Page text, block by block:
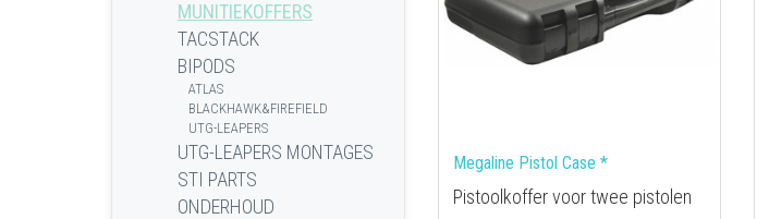
MUNITIEKOFFERS
TACSTACK
BIPODS
ATLAS
BLACKHAWK&FIREFIELD
UTG-LEAPERS
UTG-LEAPERS MONTAGES
STI PARTS
ONDERHOUD
Megaline Pistol Case *
Pistoolkoffer voor twee pistolen